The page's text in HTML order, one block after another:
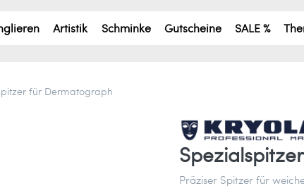
Artistik Schminke Gutscheine SALE %
für Dermatograph
Präziser Spitzer für